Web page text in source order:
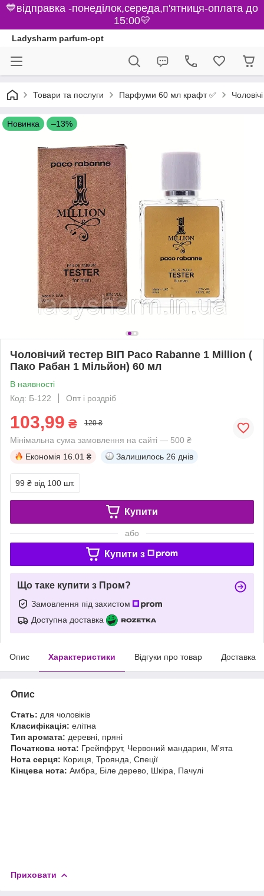
💙відправка -понеділок,середа,п'ятниця-оплата до
15:00💛
Ladysharm parfum-opt
Товари та послуги Парфуми 60 мл крафт ✅
Новинка –13%
Чоловічий тестер ВІП Paco Rabanne 1 Million (
Пако Рабан 1 Мільйон) 60 мл
В наявності
Код: Б-122
Опт і роздріб
103,99 ₴ 120 ₴
Мінімальна сума замовлення на сайті — 500 ₴
Економія 16.01 ₴ Залишилось 26 днів
99 ₴ від 100 шт.
Купити
або
Купити з
Що таке купити з Пром?
Замовлення під захистом
Доступна доставка
Опис Характеристики Відгуки про товар Доставка
Опис
Стать: для чоловіків
Класифікація: елітна
Тип аромата: деревні, пряні
Початкова нота: Грейпфрут, Червоний мандарин, М'ята
Нота серця: Кориця, Троянда, Спеції
Кінцева нота: Амбра, Біле дерево, Шкіра, Пачулі
Приховати